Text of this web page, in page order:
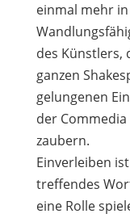
einmal mehr
des Künstlers,
ganzen
gelungenen
der Commedia
zaubern.
Einverleiben
treffendes
eine Rolle